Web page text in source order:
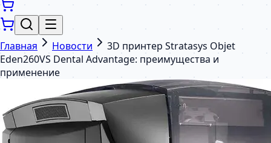
Главная Новости
3D принтер Stratasys Objet
Eden260VS Dental Advantage: преимущества и
применение